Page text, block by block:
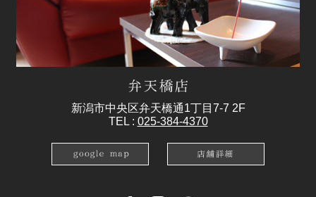
新潟市中央区弁天橋通1丁目7-7 2F
TEL : 025-384-4370